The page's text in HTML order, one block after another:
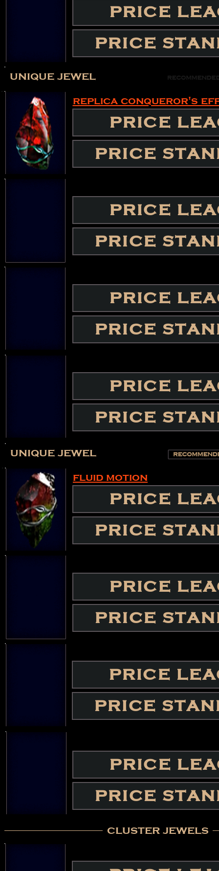
PRICE
PRICE
unique jewel
replica conqueror's
PRICE
PRICE
PRICE
PRICE
PRICE
PRICE
PRICE
PRICE
unique jewel
fluid motion
PRICE
PRICE
PRICE
PRICE
PRICE
PRICE
PRICE
PRICE
cluster jewels